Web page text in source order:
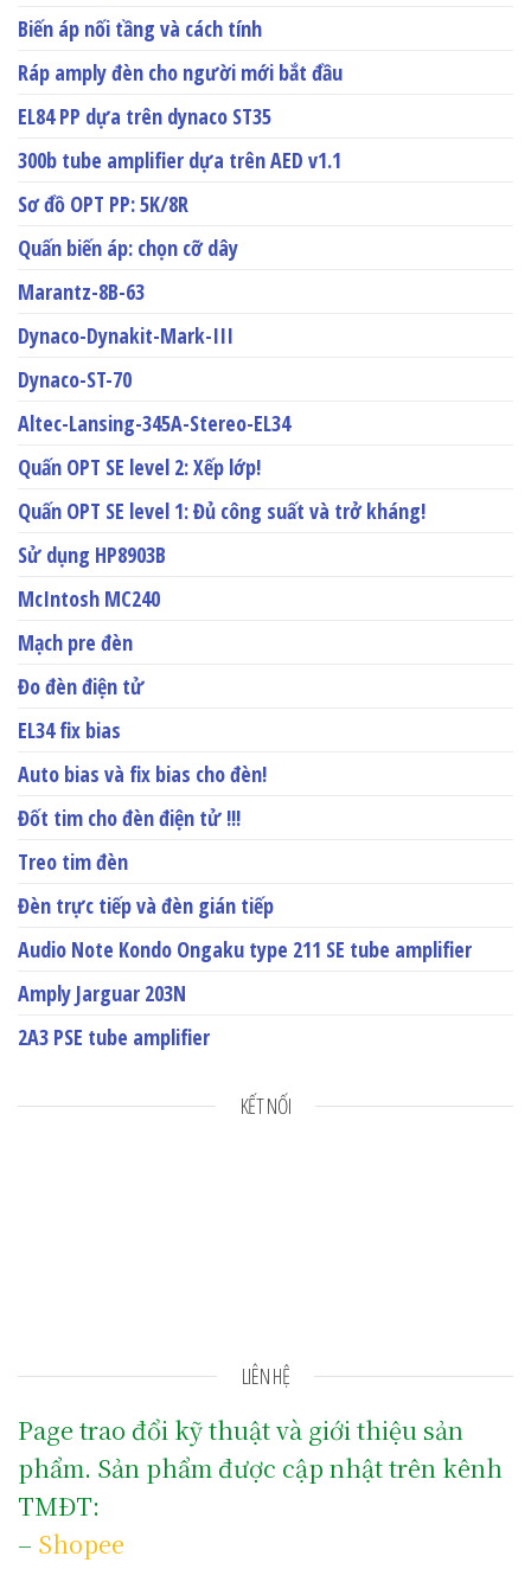
Biến áp nối tầng và cách tính
Ráp amply đèn cho người mới bắt đầu
EL84 PP dựa trên dynaco ST35
300b tube amplifier dựa trên AED v1.1
Sơ đồ OPT PP: 5K/8R
Quấn biến áp: chọn cỡ dây
Marantz-8B-63
Dynaco-Dynakit-Mark-III
Dynaco-ST-70
Altec-Lansing-345A-Stereo-EL34
Quấn OPT SE level 2: Xếp lớp!
Quấn OPT SE level 1: Đủ công suất và trở kháng!
Sử dụng HP8903B
McIntosh MC240
Mạch pre đèn
Đo đèn điện tử
EL34 fix bias
Auto bias và fix bias cho đèn!
Đốt tim cho đèn điện tử !!!
Treo tim đèn
Đèn trực tiếp và đèn gián tiếp
Audio Note Kondo Ongaku type 211 SE tube amplifier
Amply Jarguar 203N
2A3 PSE tube amplifier
KẾT NỐI
LIÊN HỆ
Page trao đổi kỹ thuật và giới thiệu sản
phẩm. Sản phẩm được cập nhật trên kênh
TMĐT:
– Shopee